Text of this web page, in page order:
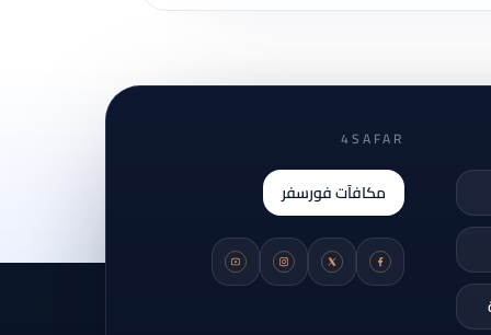
4SAFAR
مكافآت فورسفر